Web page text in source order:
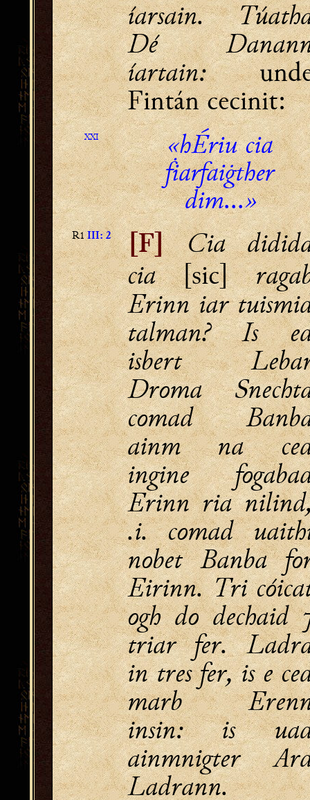
íarsain.
Dé
íartain:
Fintán cecinit:
XXI
«hÉriu cia
ḟiarfaiġther
dim...»
R1III: 2 [F]Cia
cia[sic]
Erinn iar
talman? Is
isbert
Droma
comad
ainm na
ingine
Erinn ria
.i. comad
nobet Banba
Eirinn. Tri
ogh do dechaid
triar fer.
in tres fer, is e
marb
insin: is
ainmnigter
Ladrann.